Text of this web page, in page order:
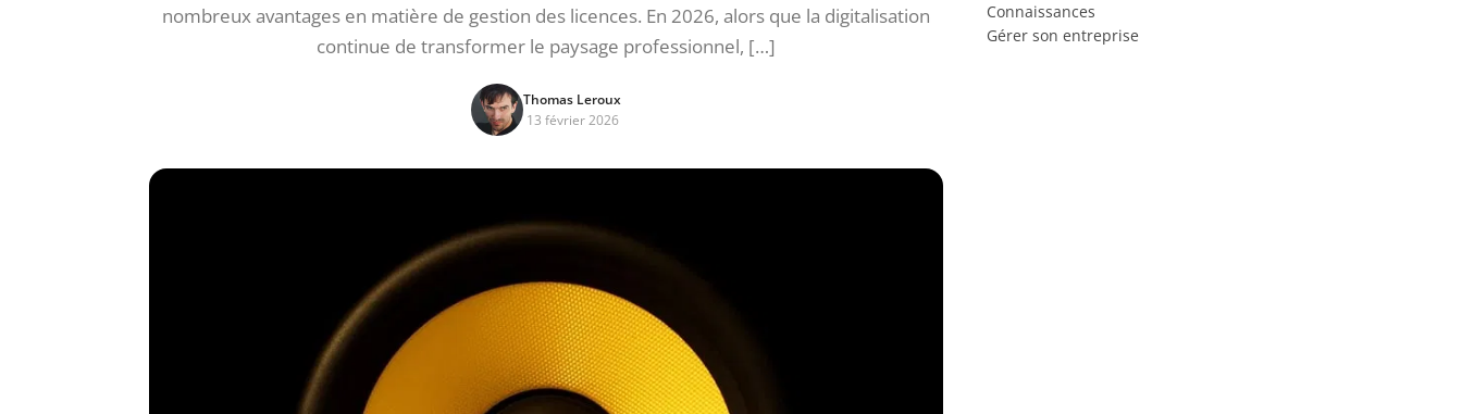
nombreux avantages en matière de gestion des licences. En 2026, alors que la digitalisation
continue de transformer le paysage professionnel, […]
Thomas Leroux
13 février 2026
Connaissances
Gérer son entreprise